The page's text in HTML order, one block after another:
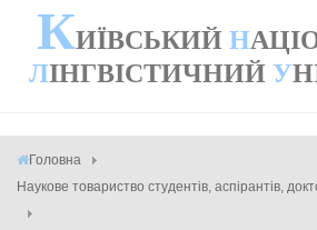
КИЇВСЬКИЙ Н
ЛІНГВІСТИЧНИЙ У
Головна
Наукове товариство студентів, аспірантів,